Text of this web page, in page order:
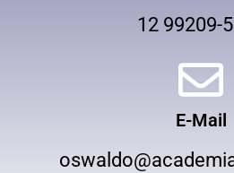
12 99209-
E-Mail